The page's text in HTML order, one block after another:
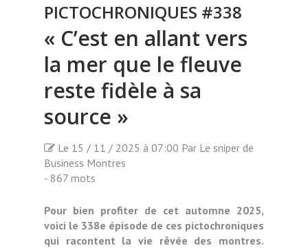
PICTOCHRONIQUES #338
« C’est en allant vers
la mer que le fleuve
reste fidèle à sa
source »
Le 15 / 11 / 2025 à 07:00 Par Le sniper de
Business Montres
- 867 mots
Pour bien profiter de cet automne 2025,
voici le 338e épisode de ces pictochroniques
qui racontent la vie rêvée des montres.